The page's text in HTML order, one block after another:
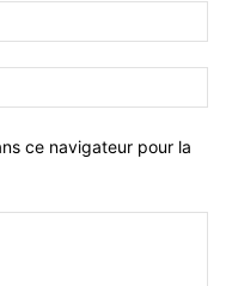
:*
:*
ce navigateur pour la